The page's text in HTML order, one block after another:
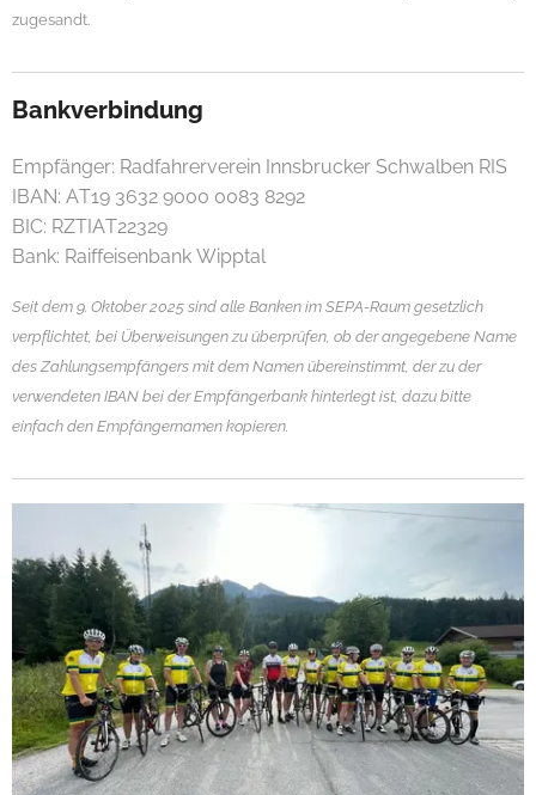
zugesandt.
Bankverbindung
Empfänger: Radfahrerverein Innsbrucker Schwalben RIS
IBAN: AT19 3632 9000 0083 8292
BIC: RZTIAT22329
Bank: Raiffeisenbank Wipptal
Seit dem 9. Oktober 2025 sind alle Banken im SEPA-Raum gesetzlich
verpflichtet, bei Überweisungen zu überprüfen, ob der angegebene Name
des Zahlungsempfängers mit dem Namen übereinstimmt, der zu der
verwendeten IBAN bei der Empfängerbank hinterlegt ist, dazu bitte
einfach den Empfängernamen kopieren.